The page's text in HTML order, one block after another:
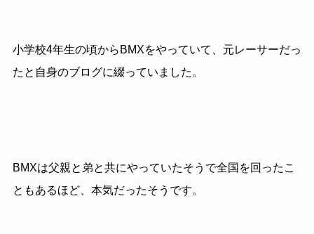
小学校4年生の頃からBMXをやっていて、元レーサーだっ
たと自身のブログに綴っていました。
BMXは父親と弟と共にやっていたそうで全国を回ったこ
ともあるほど、本気だったそうです。